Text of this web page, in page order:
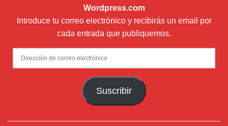
Wordpress.com
Introduce tu correo electrónico y recibirás un email por
cada entrada que publiquemos.
Dirección
de
Suscribir